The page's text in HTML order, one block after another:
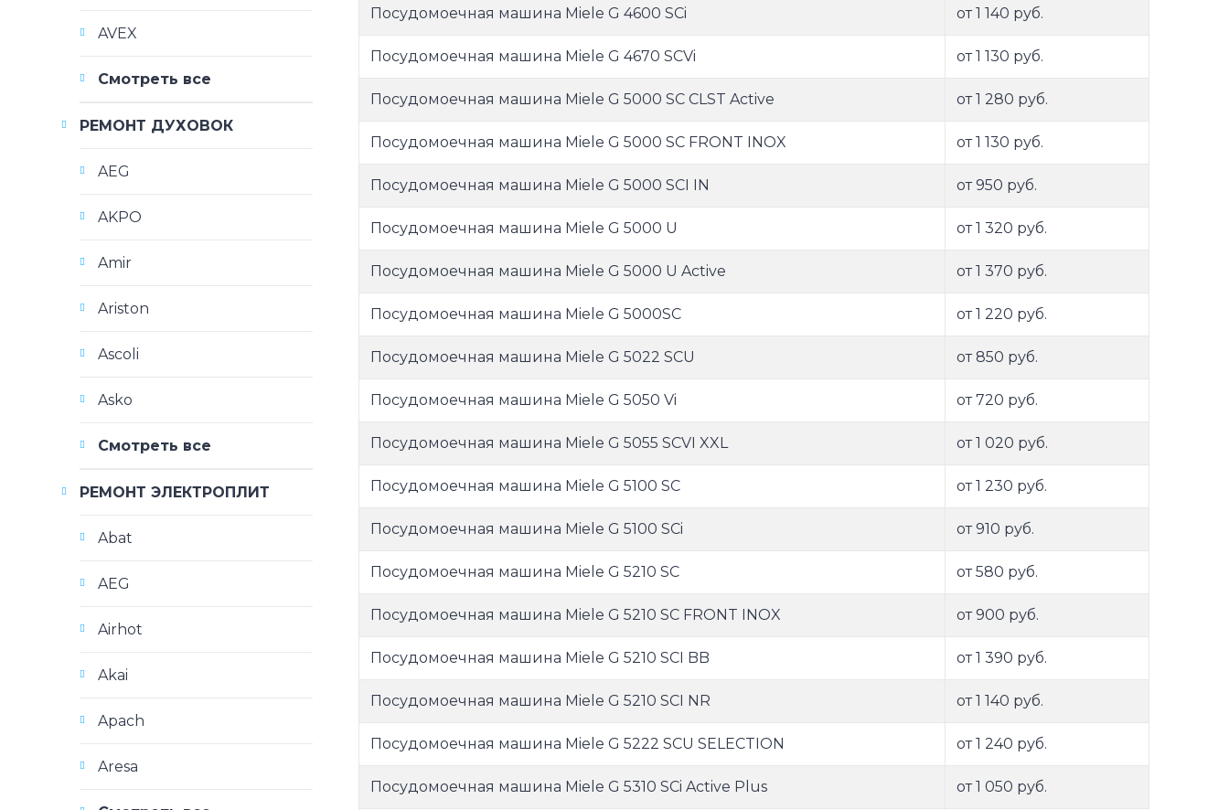
Посудомоечная машина Miele G 4600 SCi от 1 140 руб.
Посудомоечная машина Miele G 4670 SCVi от 1 130 руб.
Посудомоечная машина Miele G 5000 SC CLST Active от 1 280 руб.
Посудомоечная машина Miele G 5000 SC FRONT INOX от 1 130 руб.
Посудомоечная машина Miele G 5000 SCI IN от 950 руб.
Посудомоечная машина Miele G 5000 U от 1 320 руб.
Посудомоечная машина Miele G 5000 U Active от 1 370 руб.
Посудомоечная машина Miele G 5000SC от 1 220 руб.
Посудомоечная машина Miele G 5022 SCU от 850 руб.
Посудомоечная машина Miele G 5050 Vi от 720 руб.
Посудомоечная машина Miele G 5055 SCVI XXL от 1 020 руб.
Посудомоечная машина Miele G 5100 SC от 1 230 руб.
Посудомоечная машина Miele G 5100 SCi от 910 руб.
Посудомоечная машина Miele G 5210 SC от 580 руб.
Посудомоечная машина Miele G 5210 SC FRONT INOX от 900 руб.
Посудомоечная машина Miele G 5210 SCI BB от 1 390 руб.
Посудомоечная машина Miele G 5210 SCI NR от 1 140 руб.
Посудомоечная машина Miele G 5222 SCU SELECTION от 1 240 руб.
Посудомоечная машина Miele G 5310 SCi Active Plus от 1 050 руб.
AVEX
Смотреть все
РЕМОНТ ДУХОВОК
AEG
AKPO
Amir
Ariston
Ascoli
Asko
Смотреть все
РЕМОНТ ЭЛЕКТРОПЛИТ
Abat
AEG
Airhot
Akai
Apach
Aresa